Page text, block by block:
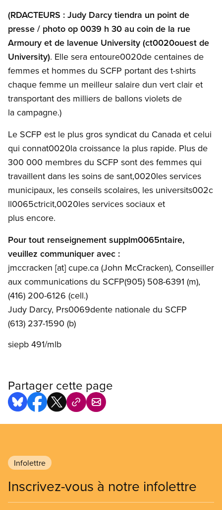
(RDACTEURS : Judy Darcy tiendra un point de
presse / photo op 0039 h 30 au coin de la rue
Armoury et de lavenue University (ct0020ouest de
University). Elle sera entoure0020de centaines de
femmes et hommes du SCFP portant des t-shirts
chaque femme un meilleur salaire dun vert clair et
transportant des milliers de ballons violets de
la campagne.)
Le SCFP est le plus gros syndicat du Canada et celui
qui connat0020la croissance la plus rapide. Plus de
300 000 membres du SCFP sont des femmes qui
travaillent dans les soins de sant,0020les services
municipaux, les conseils scolaires, les universits002c
ll0065ctricit,0020les services sociaux et
plus encore.
Pour tout renseignement supplm0065ntaire,
veuillez communiquer avec :
jmccracken [at] cupe.ca (John McCracken), Conseiller
aux communications du SCFP(905) 508-6391 (m),
(416) 200-6126 (cell.)
Judy Darcy, Prs0069dente nationale du SCFP
(613) 237-1590 (b)
siepb 491/mlb
Partager cette page
Infolettre
Inscrivez-vous à notre infolettre